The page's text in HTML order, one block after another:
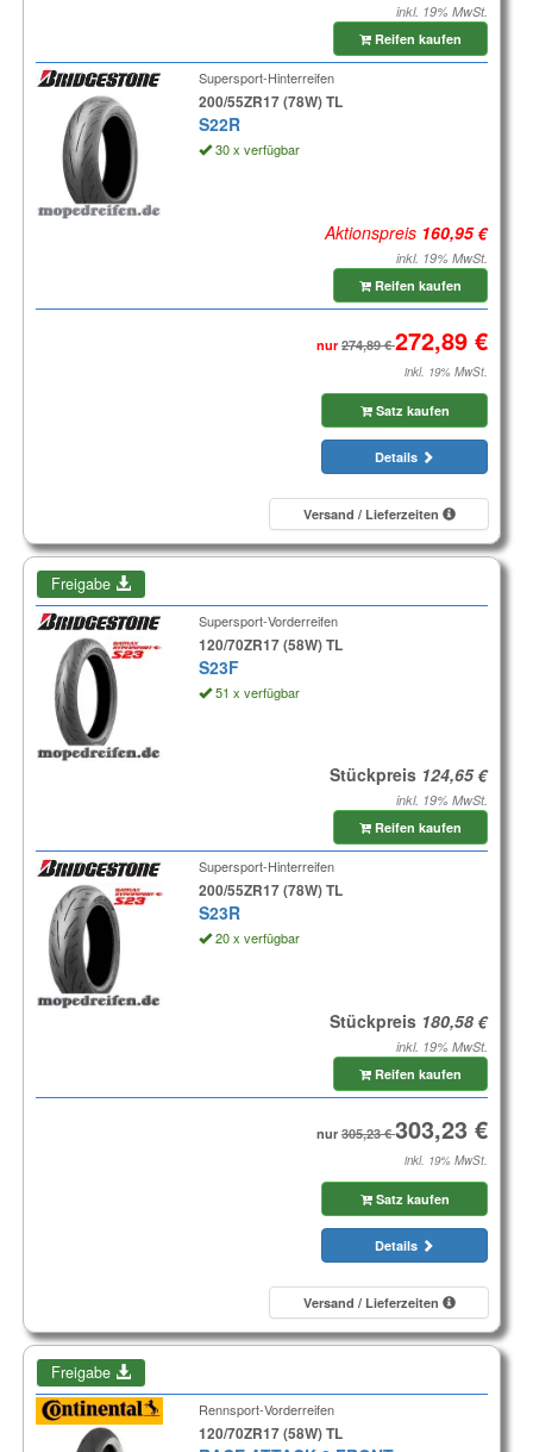
inkl. 19% MwSt.
Reifen kaufen
Supersport-Hinterreifen
200/55ZR17 (78W) TL
S22R
30 x verfügbar
Aktionspreis
inkl. 19% MwSt.
Reifen kaufen
nur
inkl. 19% MwSt.
Satz kaufen
Details
Versand / Lieferzeiten
Freigabe
Supersport-Vorderreifen
120/70ZR17 (58W) TL
S23F
51 x verfügbar
Stückpreis
inkl. 19% MwSt.
Reifen kaufen
Supersport-Hinterreifen
200/55ZR17 (78W) TL
S23R
20 x verfügbar
Stückpreis
inkl. 19% MwSt.
Reifen kaufen
nur
inkl. 19% MwSt.
Satz kaufen
Details
Versand / Lieferzeiten
Freigabe
Rennsport-Vorderreifen
120/70ZR17 (58W) TL